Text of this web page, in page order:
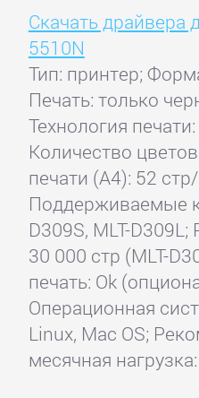
Скачать драйвера
5510N
Тип: принтер;
Печать: только
Технология
Количество
печати (А4): 52
Поддерживаемые
D309S, MLT-
30 000 стр (MLT-
печать: Ok
Операционная
Linux, Mac OS;
месячная